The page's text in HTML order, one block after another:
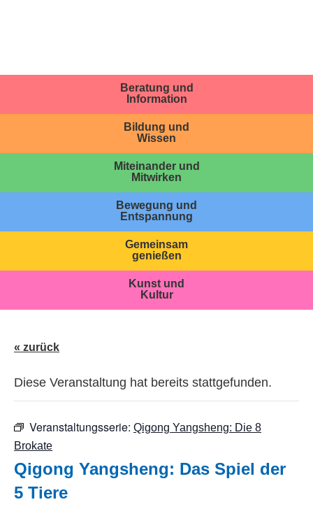
Beratung und
Information
Bildung und
Wissen
Miteinander und
Mitwirken
Bewegung und
Entspannung
Gemeinsam
genießen
Kunst und
Kultur
« zurück
Diese Veranstaltung hat bereits stattgefunden.
Veranstaltungsserie: Qigong Yangsheng: Die 8
Brokate
Qigong Yangsheng: Das Spiel der
5 Tiere